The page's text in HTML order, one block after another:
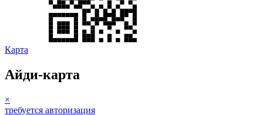
Карта
Айди-карта
×
требуется авторизация